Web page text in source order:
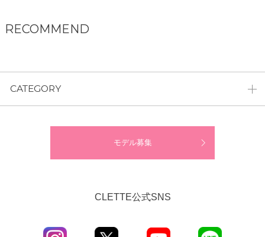
RECOMMEND
CATEGORY
モデル募集
CLETTE公式SNS